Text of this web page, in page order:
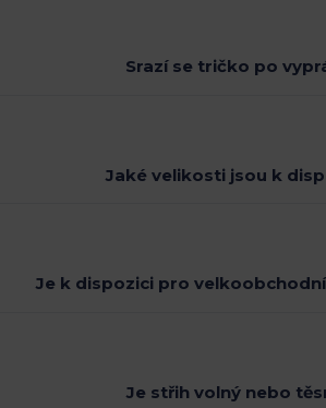
Srazí se tričko po
Jaké velikosti jsou k
Je k dispozici pro
Je střih volný nebo